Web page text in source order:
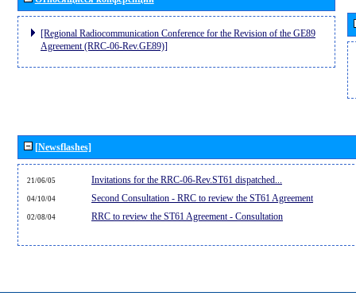
[Regional Radiocommunication Conference for the Revision of the GE89
Agreement (RRC-06-Rev.GE89)]
[Newsflashes]
21/06/05 Invitations for the RRC-06-Rev.ST61 dispatched...
04/10/04 Second Consultation - RRC to review the ST61 Agreement
02/08/04 RRC to review the ST61 Agreement - Consultation